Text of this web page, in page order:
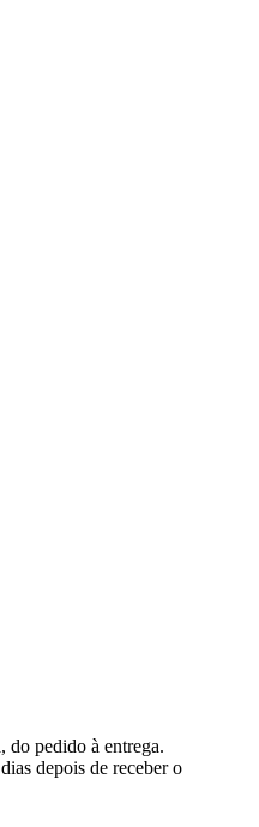
do pedido à entrega.
depois de receber o